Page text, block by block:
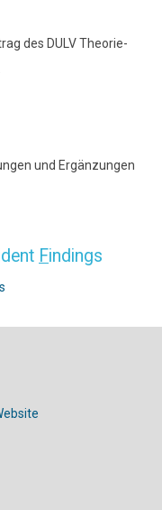
des DULV Theorie-
und Ergänzungen
Findings